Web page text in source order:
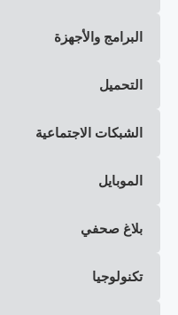
البرامج والأجهزة
التحميل
الشبكات الاجتماعية
الموبايل
بلاغ صحفي
تكنولوجيا